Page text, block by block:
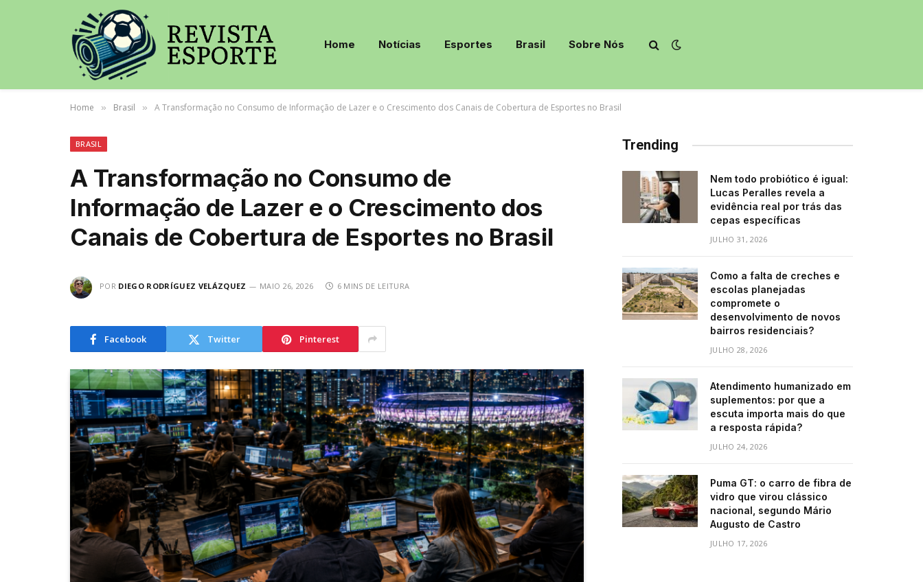
Home Notícias Esportes Brasil Sobre Nós
Home » Brasil » A Transformação no Consumo de Informação de Lazer e o Crescimento dos Canais de Cobertura de Esportes no Brasil
BRASIL
A Transformação no Consumo de
Informação de Lazer e o Crescimento dos
Canais de Cobertura de Esportes no Brasil
POR DIEGO RODRÍGUEZ VELÁZQUEZ MAIO 26, 2026 6 MINS DE LEITURA
Facebook Twitter Pinterest
Trending
Nem todo probiótico é igual:
Lucas Peralles revela a
evidência real por trás das
cepas específicas
JULHO 31, 2026
Como a falta de creches e
escolas planejadas
compromete o
desenvolvimento de novos
bairros residenciais?
JULHO 28, 2026
Atendimento humanizado em
suplementos: por que a
escuta importa mais do que
a resposta rápida?
JULHO 24, 2026
Puma GT: o carro de fibra de
vidro que virou clássico
nacional, segundo Mário
Augusto de Castro
JULHO 17, 2026